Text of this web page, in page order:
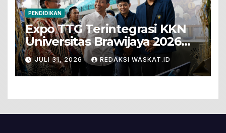
PENDIDIKAN
Expo TTG Terintegrasi KKN
Universitas Brawijaya 2026
Hadirkan Inovasi Peternakan
Untuk Bojonegoro
JULI 31, 2026 REDAKSI WASKAT.ID